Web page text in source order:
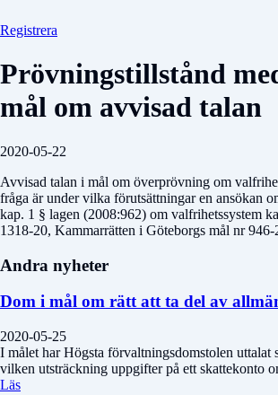
Registrera
Prövningstillstånd
mål om avvisad talan
2020-05-22
Avvisad talan i mål om överprövning om
fråga är under vilka förutsättningar en ansökan
kap. 1 § lagen (2008:962) om valfrihetssystem
1318-20, Kammarrätten i Göteborgs mål nr 946-
Andra nyheter
Dom i mål om rätt att ta del av
2020-05-25
I målet har Högsta förvaltningsdomstolen uttalat
vilken utsträckning uppgifter på ett skattekonto
Läs